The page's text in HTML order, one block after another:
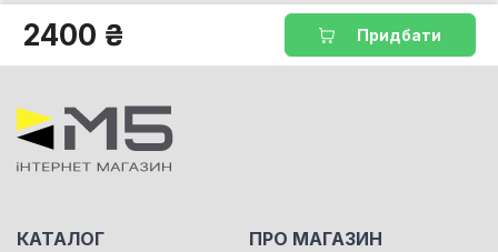
2400 ₴ Придбати
КАТАЛОГ ПРО МАГАЗИН